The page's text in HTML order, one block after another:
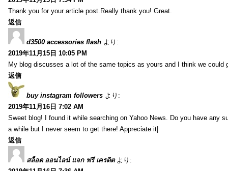
Thank you for your article post.Really thank you! Great.
返信
d3500 accessories flash より:
2019年11月15日 10:05 PM
My blog discusses a lot of the same topics as yours and I think we could
返信
buy instagram followers より:
2019年11月16日 7:02 AM
Sweet blog! I found it while searching on Yahoo News. Do you have any
a while but I never seem to get there! Appreciate it|
返信
สล็อต ออนไลน์ แจก ฟรี เครดิต より: